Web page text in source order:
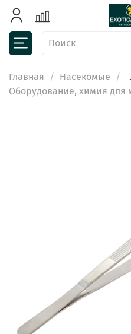
Главная Насекомые
Оборудование, химия